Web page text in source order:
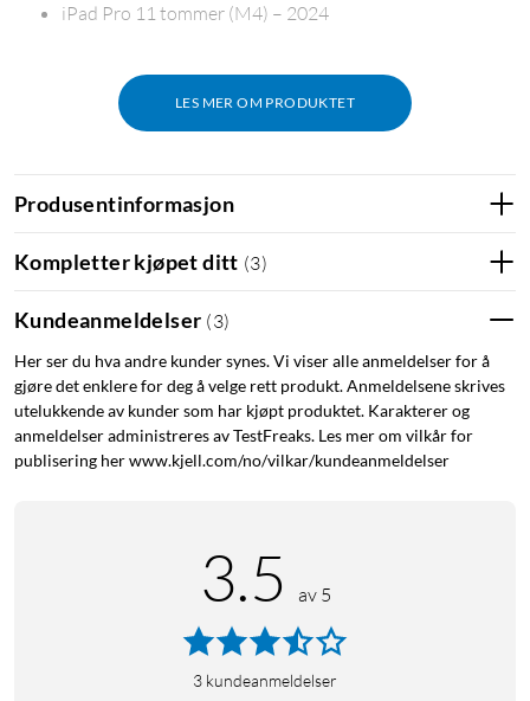
LES MER OM PRODUKTET
iPad Pro 11 tommer (M4) – 2024
Produsentinformasjon
Kompletter kjøpet ditt (3)
Kundeanmeldelser (3)
Her ser du hva andre kunder synes. Vi viser alle anmeldelser for å
gjøre det enklere for deg å velge rett produkt. Anmeldelsene skrives
utelukkende av kunder som har kjøpt produktet. Karakterer og
anmeldelser administreres av TestFreaks. Les mer om vilkår for
publisering her www.kjell.com/no/vilkar/kundeanmeldelser
3.5 av 5
3 kundeanmeldelser